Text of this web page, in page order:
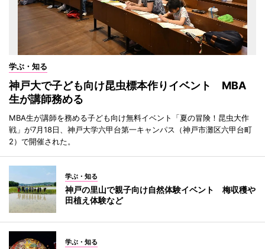
学ぶ・知る
神戸大で子ども向け昆虫標本作りイベント MBA
生が講師務める
MBA生が講師を務める子ども向け無料イベント「夏の冒険！昆虫大作
戦」が7月18日、神戸大学六甲台第一キャンパス（神戸市灘区六甲台町
2）で開催された。
学ぶ・知る
神戸の里山で親子向け自然体験イベント 梅収穫や
田植え体験など
学ぶ・知る